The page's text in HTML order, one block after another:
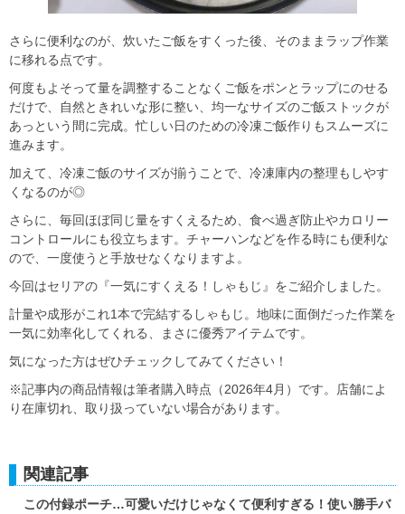
さらに便利なのが、炊いたご飯をすくった後、そのままラップ作業
に移れる点です。
何度もよそって量を調整することなくご飯をポンとラップにのせる
だけで、自然ときれいな形に整い、均一なサイズのご飯ストックが
あっという間に完成。忙しい日のための冷凍ご飯作りもスムーズに
進みます。
加えて、冷凍ご飯のサイズが揃うことで、冷凍庫内の整理もしやす
くなるのが◎
さらに、毎回ほぼ同じ量をすくえるため、食べ過ぎ防止やカロリー
コントロールにも役立ちます。チャーハンなどを作る時にも便利な
ので、一度使うと手放せなくなりますよ。
今回はセリアの『一気にすくえる！しゃもじ』をご紹介しました。
計量や成形がこれ1本で完結するしゃもじ。地味に面倒だった作業を
一気に効率化してくれる、まさに優秀アイテムです。
気になった方はぜひチェックしてみてください！
※記事内の商品情報は筆者購入時点（2026年4月）です。店舗によ
り在庫切れ、取り扱っていない場合があります。
関連記事
この付録ポーチ…可愛いだけじゃなくて便利すぎる！使い勝手バ